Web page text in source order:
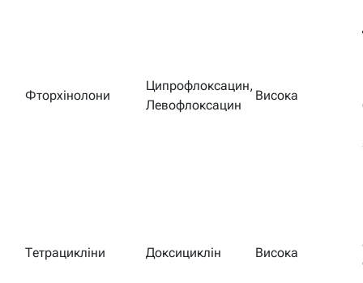
Фторхінолони
Ципрофлоксацин,
Левофлоксацин
Висока
Тетрацикліни Доксициклін Висока